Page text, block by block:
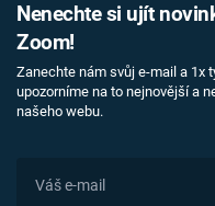
Nenechte si ujít
Zoom!
Zanechte nám svůj e-mail a 1x
upozorníme na to nejnovější a
našeho webu.